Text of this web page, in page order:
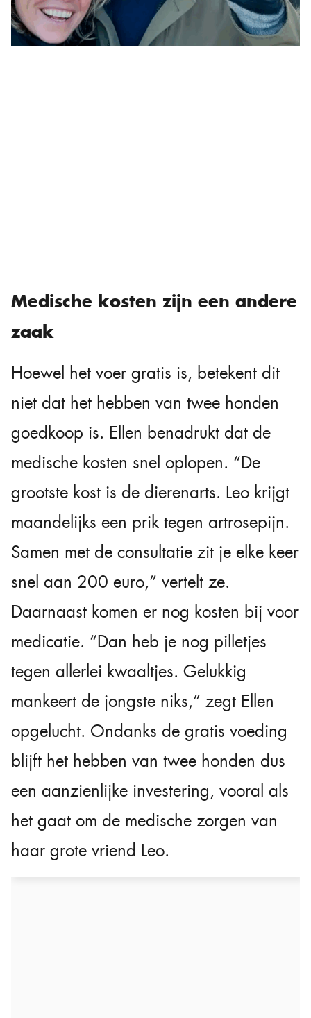
Medische kosten zijn een andere
zaak
Hoewel het voer gratis is, betekent dit
niet dat het hebben van twee honden
goedkoop is. Ellen benadrukt dat de
medische kosten snel oplopen. “De
grootste kost is de dierenarts. Leo krijgt
maandelijks een prik tegen artrosepijn.
Samen met de consultatie zit je elke keer
snel aan 200 euro,” vertelt ze.
Daarnaast komen er nog kosten bij voor
medicatie. “Dan heb je nog pilletjes
tegen allerlei kwaaltjes. Gelukkig
mankeert de jongste niks,” zegt Ellen
opgelucht. Ondanks de gratis voeding
blijft het hebben van twee honden dus
een aanzienlijke investering, vooral als
het gaat om de medische zorgen van
haar grote vriend Leo.